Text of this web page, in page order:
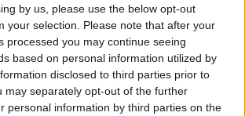
by us, please use the below opt-out
your selection. Please note that after your
processed you may continue seeing
based on personal information utilized by
disclosed to third parties prior to
may separately opt-out of the further
personal information by third parties on the